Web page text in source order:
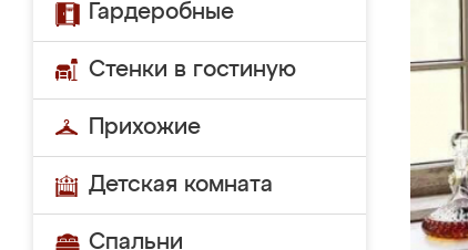
Гардеробные
Стенки в гостиную
Прихожие
Детская комната
Спальни